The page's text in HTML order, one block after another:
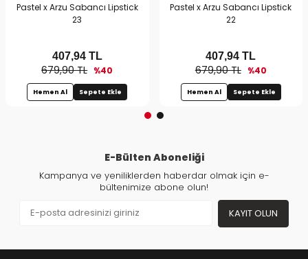
Pastel x Arzu Sabancı Lipstick
23
679,90 TL %40
407,94TL
Hemen Al Sepete Ekle
Pastel x Arzu Sabancı Lipstick
22
679,90 TL %40
407,94 TL
Hemen Al Sepete Ekle
E-Bülten Aboneliği
Kampanya ve yeniliklerden haberdar olmak için e-
bültenimize abone olun!
KAYIT OLUN